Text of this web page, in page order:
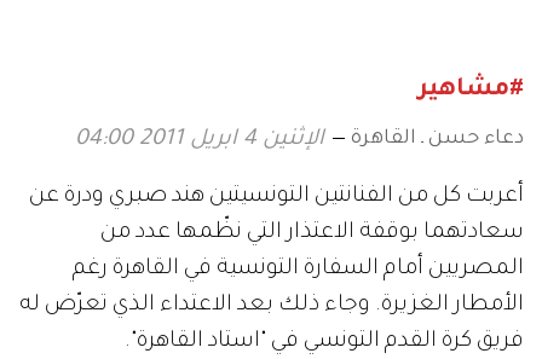
#مشاهير
دعاء حسن ـ القاهرة الإثنين 4 ابريل 2011 04:00
أعربت كل من الفنانتين التونسيتين هند صبري ودرة عن
سعادتهما بوقفة الاعتذار التي نظّمها عدد من
المصريين أمام السفارة التونسية في القاهرة رغم
الأمطار الغزيرة. وجاء ذلك بعد الاعتداء الذي تعرّض له
فريق كرة القدم التونسي في "استاد القاهرة".